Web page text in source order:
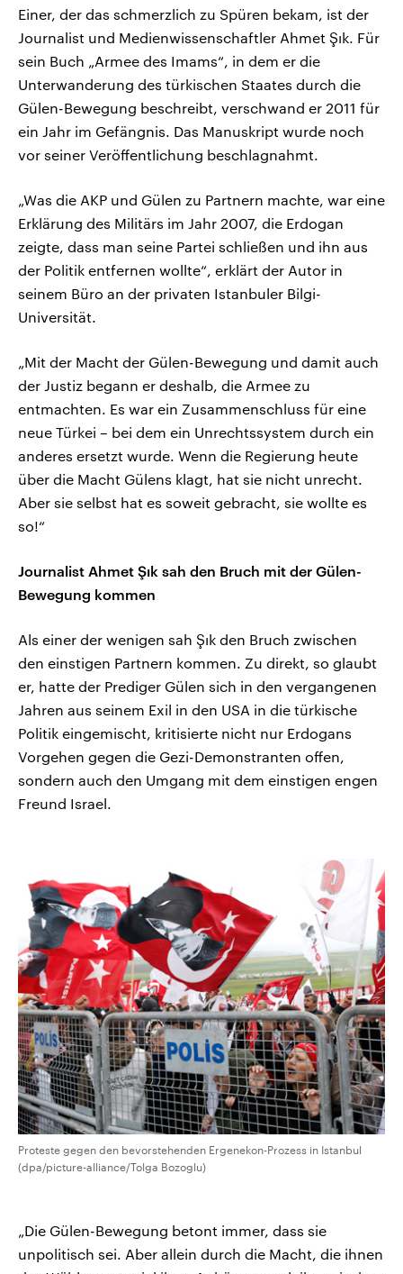
Einer, der das schmerzlich zu Spüren bekam, ist der
Journalist und Medienwissenschaftler Ahmet Şık. Für
sein Buch „Armee des Imams“, in dem er die
Unterwanderung des türkischen Staates durch die
Gülen-Bewegung beschreibt, verschwand er 2011 für
ein Jahr im Gefängnis. Das Manuskript wurde noch
vor seiner Veröffentlichung beschlagnahmt.
„Was die AKP und Gülen zu Partnern machte, war eine
Erklärung des Militärs im Jahr 2007, die Erdogan
zeigte, dass man seine Partei schließen und ihn aus
der Politik entfernen wollte“, erklärt der Autor in
seinem Büro an der privaten Istanbuler Bilgi-
Universität.
„Mit der Macht der Gülen-Bewegung und damit auch
der Justiz begann er deshalb, die Armee zu
entmachten. Es war ein Zusammenschluss für eine
neue Türkei – bei dem ein Unrechtssystem durch ein
anderes ersetzt wurde. Wenn die Regierung heute
über die Macht Gülens klagt, hat sie nicht unrecht.
Aber sie selbst hat es soweit gebracht, sie wollte es
so!“
Journalist Ahmet Şık sah den Bruch mit der Gülen-
Bewegung kommen
Als einer der wenigen sah Şık den Bruch zwischen
den einstigen Partnern kommen. Zu direkt, so glaubt
er, hatte der Prediger Gülen sich in den vergangenen
Jahren aus seinem Exil in den USA in die türkische
Politik eingemischt, kritisierte nicht nur Erdogans
Vorgehen gegen die Gezi-Demonstranten offen,
sondern auch den Umgang mit dem einstigen engen
Freund Israel.
Proteste gegen den bevorstehenden Ergenekon-Prozess in Istanbul
(dpa/picture-alliance/Tolga Bozoglu)
„Die Gülen-Bewegung betont immer, dass sie
unpolitisch sei. Aber allein durch die Macht, die ihnen